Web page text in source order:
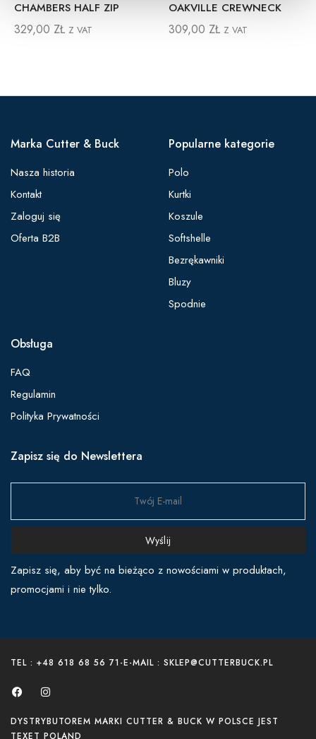
CHAMBERS HALF ZIP
329,00 ZŁ Z VAT
OAKVILLE CREWNECK
309,00 ZŁ Z VAT
Marka Cutter & Buck
Nasza historia
Kontakt
Zaloguj się
Oferta B2B
Popularne kategorie
Polo
Kurtki
Koszule
Softshelle
Bezrękawniki
Bluzy
Spodnie
Obsługa
FAQ
Regulamin
Polityka Prywatności
Zapisz się do Newslettera
Wyślij
Zapisz się, aby być na bieżąco z nowościami w produktach,
promocjami i nie tylko.
TEL : +48 618 68 56 71 -E-MAIL : SKLEP@CUTTERBUCK.PL
DYSTRYBUTOREM MARKI CUTTER & BUCK W POLSCE JEST
TEXET POLAND